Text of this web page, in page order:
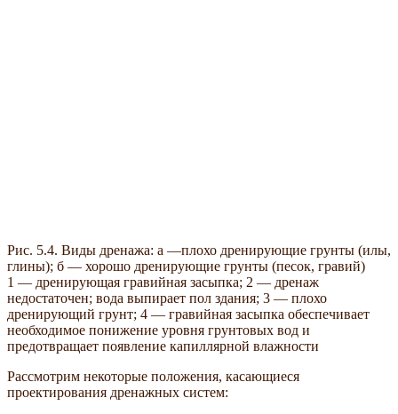
Рис. 5.4. Виды дренажа: а —плохо дренирующие грунты (илы,
глины); б — хорошо дренирующие грунты (песок, гравий)
1 — дренирующая гравийная засыпка; 2 — дренаж
недостаточен; вода выпирает пол здания; 3 — плохо
дренирующий грунт; 4 — гравийная засыпка обеспечивает
необходимое понижение уровня грунтовых вод и
предотвращает появление капиллярной влажности
Рассмотрим некоторые положения, касающиеся
проектирования дренажных систем: